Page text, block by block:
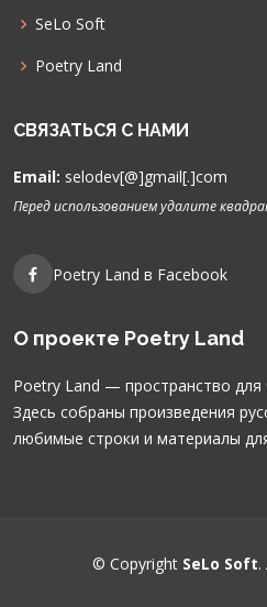
SeLo Soft
Poetry Land
СВЯЗАТЬСЯ С НАМИ
Email: selodev[@]gmail[.]com
Перед использованием удалите
Poetry Land в Facebook
О проекте Poetry Land
Poetry Land — пространство для
Здесь собраны произведения
любимые строки и материалы
© Copyright SeLo Soft.